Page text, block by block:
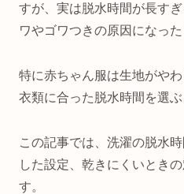
すが、実は脱水時間が長す
ワやゴワつきの原因になっ
特に赤ちゃん服は生地がや
衣類に合った脱水時間を選ぶ
この記事では、洗濯の脱水
した設定、乾きにくいとき
す。